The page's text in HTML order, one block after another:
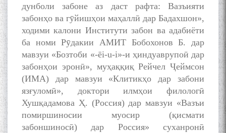
дунболи забоне аз даст рафта: Вазъияти
забонҳо ва гӯйишҳои маҳаллӣ дар Бадахшон»,
ходими калони Институти забон ва адабиёти
ба номи Рӯдакии АМИТ Бобохонов Б. дар
мавзуи «Бозтоби «-ēi-u-i»-и ҳиндуаврупоӣ дар
забонҳои эронӣ», муҳаққиқ Рейчел Ҷеймсон
(ИМА) дар мавзуи «Клитикҳо дар забони
язғуломӣ», доктори илмҳои филологӣ
Хушқадамова Ҳ. (Россия) дар мавзуи «Вазъи
помиршиносии муосир (қисмати
забоншиносӣ) дар Россия» суханронӣ